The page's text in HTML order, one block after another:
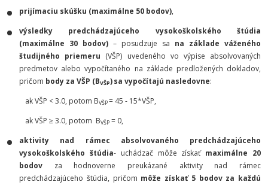
prijímaciu skúšku (maximálne 50 bodov),
výsledky predchádzajúceho vysokoškolského štúdia
(maximálne 30 bodov) – posudzuje sa na základe váženého
študijného priemeru (VŠP) uvedeného vo výpise absolvovaných
predmetov alebo vypočítaného na základe predložených dokladov,
pričom body za VŠP (BVŠP)sa vypočítajú nasledovne:
ak VŠP < 3.0, potom BVŠP= 45 - 15*VŠP,
ak VŠP ≥ 3.0, potom BVŠP = 0,
aktivity nad rámec absolvovaného predchádzajúceho
vysokoškolského štúdia- uchádzač môže získať maximálne 20
bodov za hodnoverne preukázané aktivity nad rámec
predchádzajúceho štúdia, pričom môže získať 5 bodov za každú